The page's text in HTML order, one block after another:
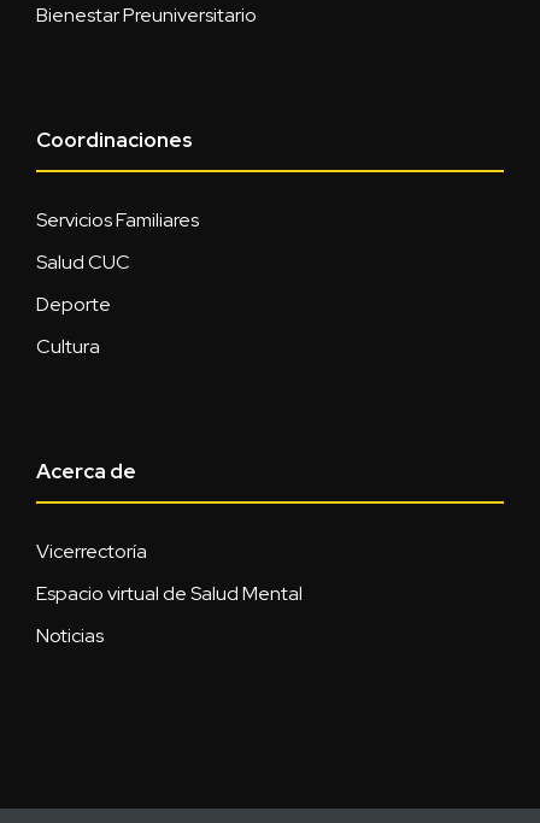
Bienestar Preuniversitario
Coordinaciones
Servicios Familiares
Salud CUC
Deporte
Cultura
Acerca de
Vicerrectoría
Espacio virtual de Salud Mental
Noticias